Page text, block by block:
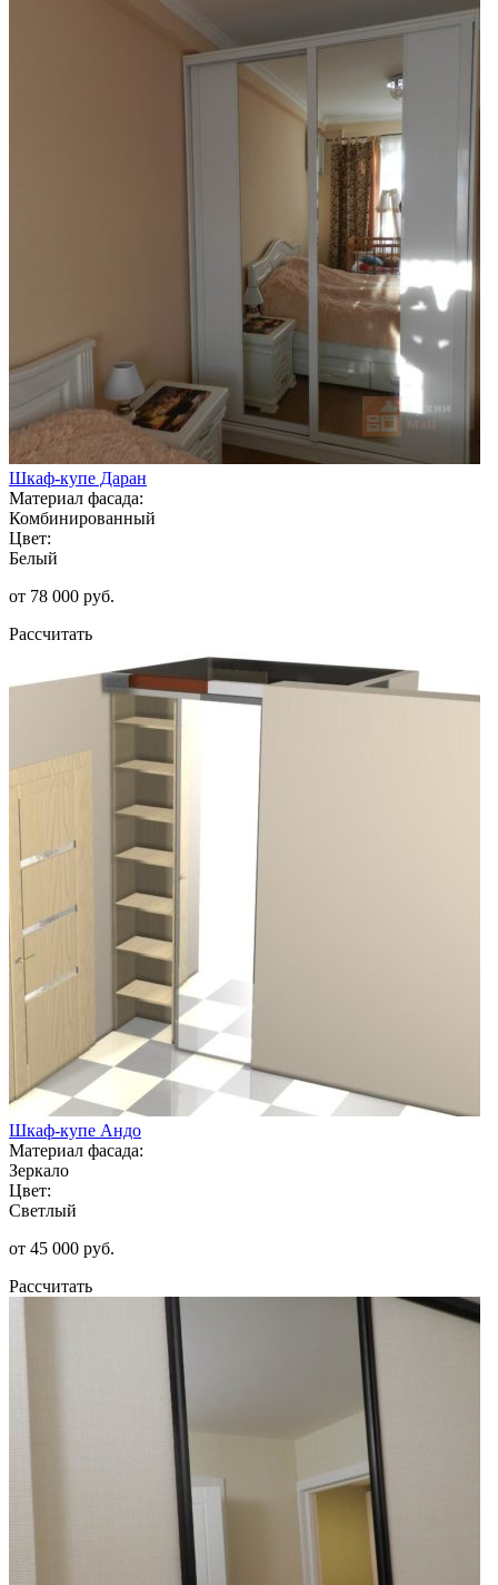
Шкаф-купе Даран
Материал фасада:
Комбинированный
Цвет:
Белый
от 78 000 руб.
Рассчитать
Шкаф-купе Андо
Материал фасада:
Зеркало
Цвет:
Светлый
от 45 000 руб.
Рассчитать